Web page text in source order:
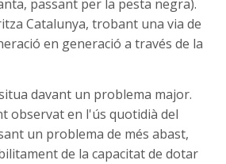
passant per la pesta negra).
Catalunya, trobant una via de
en generació a través de la
davant un problema major.
observat en l'ús quotidià del
un problema de més abast,
de la capacitat de dotar